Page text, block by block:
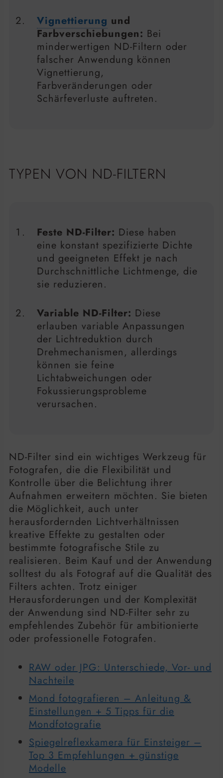
Vignettierung und
Farbverschiebungen: Bei
minderwertigen ND-Filtern oder
falscher Anwendung können
Vignettierung,
Farbveränderungen oder
Schärfeverluste auftreten.
TYPEN VON ND-FILTERN
Feste ND-Filter: Diese haben
eine konstant spezifizierte Dichte
und geeigneten Effekt je nach
Durchschnittliche Lichtmenge, die
sie reduzieren.
Variable ND-Filter: Diese
erlauben variable Anpassungen
der Lichtreduktion durch
Drehmechanismen, allerdings
können sie feine
Lichtabweichungen oder
Fokussierungsprobleme
verursachen.
ND-Filter sind ein wichtiges Werkzeug für
Fotografen, die die Flexibilität und
Kontrolle über die Belichtung ihrer
Aufnahmen erweitern möchten. Sie bieten
die Möglichkeit, auch unter
herausfordernden Lichtverhältnissen
kreative Effekte zu gestalten oder
bestimmte fotografische Stile zu
realisieren. Beim Kauf und der Anwendung
solltest du als Fotograf auf die Qualität des
Filters achten. Trotz einiger
Herausforderungen und der Komplexität
der Anwendung sind ND-Filter sehr zu
empfehlendes Zubehör für ambitionierte
oder professionelle Fotografen.
RAW oder JPG: Unterschiede, Vor- und
Nachteile
Mond fotografieren – Anleitung &
Einstellungen + 5 Tipps für die
Mondfotografie
Spiegelreflexkamera für Einsteiger –
Top 3 Empfehlungen + günstige
Modelle